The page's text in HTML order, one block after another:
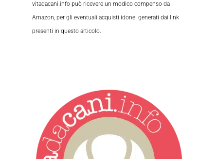
vitadacani.info può ricevere un modico compenso da
Amazon, per gli eventuali acquisti idonei generati dai link
presenti in questo articolo.